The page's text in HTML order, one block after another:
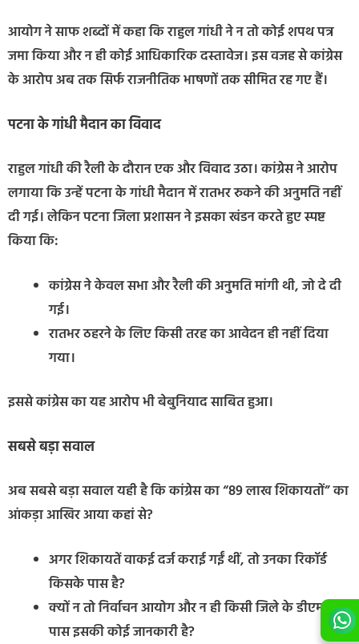
आयोग ने साफ शब्दों में कहा कि राहुल गांधी ने न तो कोई शपथ पत्र
जमा किया और न ही कोई आधिकारिक दस्तावेज। इस वजह से कांग्रेस
के आरोप अब तक सिर्फ राजनीतिक भाषणों तक सीमित रह गए हैं।
पटना के गांधी मैदान का विवाद
राहुल गांधी की रैली के दौरान एक और विवाद उठा। कांग्रेस ने आरोप
लगाया कि उन्हें पटना के गांधी मैदान में रातभर रुकने की अनुमति नहीं
दी गई। लेकिन पटना जिला प्रशासन ने इसका खंडन करते हुए स्पष्ट
किया कि:
कांग्रेस ने केवल सभा और रैली की अनुमति मांगी थी, जो दे दी
गई।
रातभर ठहरने के लिए किसी तरह का आवेदन ही नहीं दिया
गया।
इससे कांग्रेस का यह आरोप भी बेबुनियाद साबित हुआ।
सबसे बड़ा सवाल
अब सबसे बड़ा सवाल यही है कि कांग्रेस का “89 लाख शिकायतों” का
आंकड़ा आखिर आया कहां से?
अगर शिकायतें वाकई दर्ज कराई गईं थीं, तो उनका रिकॉर्ड
किसके पास है?
क्यों न तो निर्वाचन आयोग और न ही किसी जिले के डीएम के
पास इसकी कोई जानकारी है?